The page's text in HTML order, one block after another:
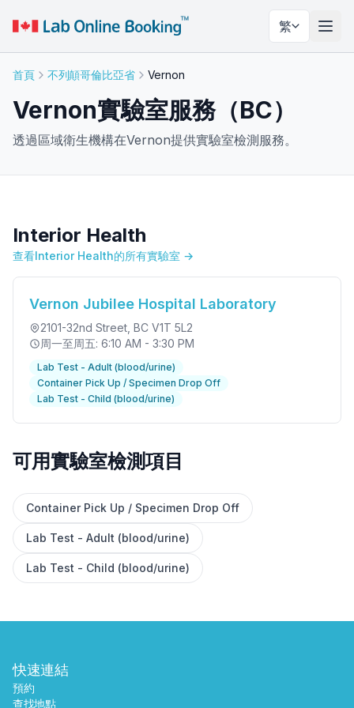
繁
切換
首頁 不列顛哥倫比亞省 Vernon
Vernon實驗室服務（BC）
透過區域衛生機構在Vernon提供實驗室檢測服務。
Interior Health
查看Interior Health的所有實驗室 →
Vernon Jubilee Hospital Laboratory
2101-32nd Street , BC V1T 5L2
周一至周五: 6:10 AM - 3:30 PM
Lab Test - Adult (blood/urine)
Container Pick Up / Specimen Drop Off
Lab Test - Child (blood/urine)
可用實驗室檢測項目
Container Pick Up / Specimen Drop Off
Lab Test - Adult (blood/urine)
Lab Test - Child (blood/urine)
快速連結
預約
查找地點
預約 尋找附近的實驗室